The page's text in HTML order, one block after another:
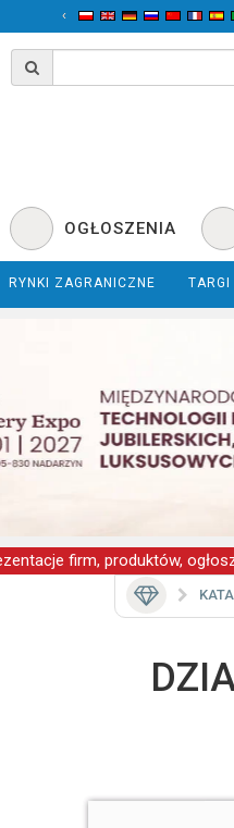
‹
OGŁOSZENIA
RYNKI ZAGRANICZNE TARGI
firm, produktów,